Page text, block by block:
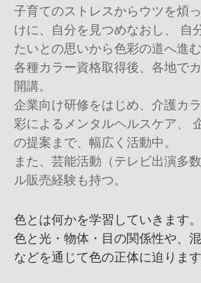
子育てのストレスからウツを煩
けに、自分を見つめなおし、 自
たいとの思いから色彩の道へ進む
各種カラー資格取得後、各地で
開講。
企業向け研修をはじめ、介護カ
彩によるメンタルヘルスケア、
の提案まで、幅広く活動中。
また、芸能活動（テレビ出演多
ル販売経験も持つ。
色とは何かを学習していきます。
色と光・物体・目の関係性や、
などを通じて色の正体に迫ります